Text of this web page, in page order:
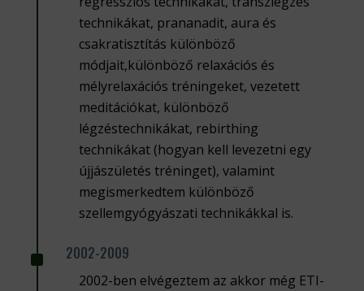
technikákat, prananadit, aura és
csakratisztítás különböző
módjait,különböző relaxációs és
mélyrelaxációs tréningeket, vezetett
meditációkat, különböző
légzéstechnikákat, rebirthing
technikákat (hogyan kell levezetni egy
újjászületés tréninget), valamint
megismerkedtem különböző
szellemgyógyászati technikákkal is.
^ 2002-2009
2002-ben elvégeztem az akkor még ETI-